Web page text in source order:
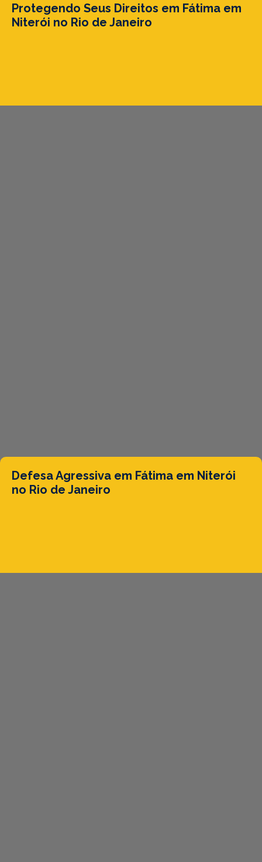
Protegendo Seus Direitos em Fátima em
Niterói no Rio de Janeiro
Defesa Agressiva em Fátima em Niterói
no Rio de Janeiro